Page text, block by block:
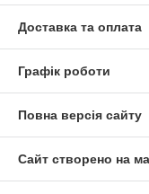
Доставка та оплата
Графік роботи
Повна версія сайту
Сайт створено на